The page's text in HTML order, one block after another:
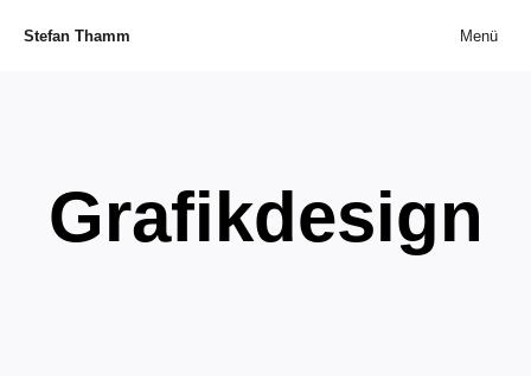
Stefan Thamm Menü
Grafikdesign